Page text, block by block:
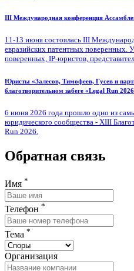
III Международная конференция
11-13 июня состоялась III
евразийских патентных поверенных.
поверенных, IP-юристов,
Юристы «Залесов, Тимофеев, Гусев и
благотворительном забеге «Legal Run
6 июня 2026 года прошло одно из
юридического сообщества - XIII
Run 2026.
Обратная связь
Имя *
Телефон *
Тема *
Организация